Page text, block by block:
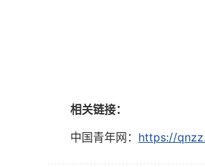
相关链接：
中国青年网： https://